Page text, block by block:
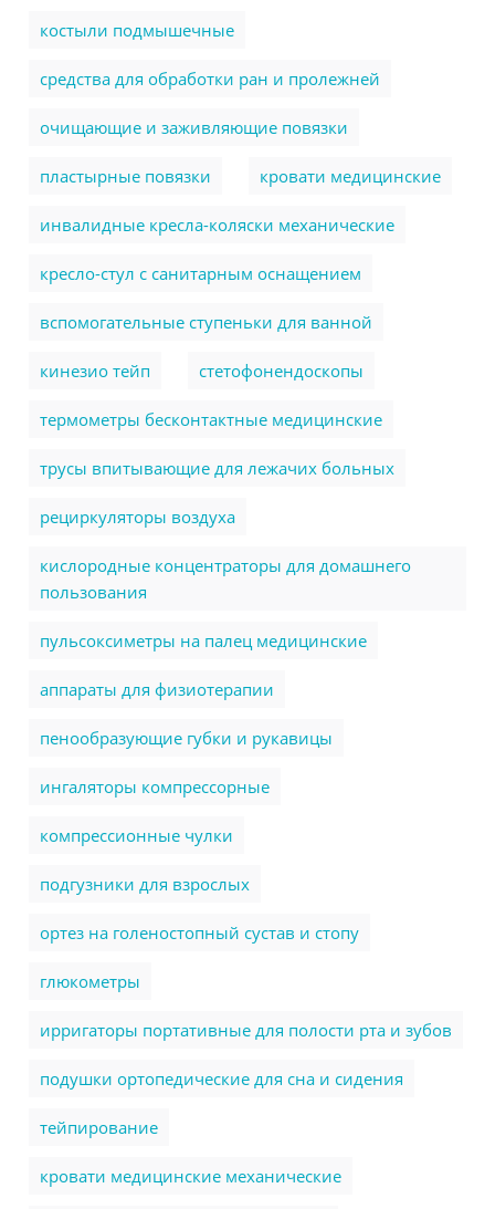
костыли подмышечные
cредства для обработки ран и пролежней
очищающие и заживляющие повязки
пластырные повязки кровати медицинские
инвалидные кресла-коляски механические
кресло-стул с санитарным оснащением
вспомогательные ступеньки для ванной
кинезио тейп стетофонендоскопы
термометры бесконтактные медицинские
трусы впитывающие для лежачих больных
рециркуляторы воздуха
кислородные концентраторы для домашнего
пользования
пульсоксиметры на палец медицинские
аппараты для физиотерапии
пенообразующие губки и рукавицы
ингаляторы компрессорные
компрессионные чулки
подгузники для взрослых
ортез на голеностопный сустав и стопу
глюкометры
ирригаторы портативные для полости рта и зубов
подушки ортопедические для сна и сидения
тейпирование
кровати медицинские механические